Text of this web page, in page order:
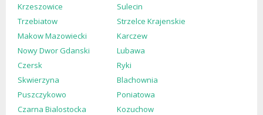
Krzeszowice
Sulecin
Trzebiatow
Strzelce Krajenskie
Makow Mazowiecki
Karczew
Nowy Dwor Gdanski
Lubawa
Czersk
Ryki
Skwierzyna
Blachownia
Puszczykowo
Poniatowa
Czarna Bialostocka
Kozuchow